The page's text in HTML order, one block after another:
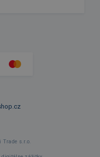
Trade s.r.o.